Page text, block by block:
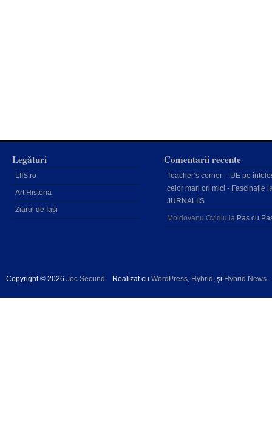
Legături
LIIS.ro
Art Historia
Ziarul de Iași
Comentarii recente
Teacher’s corner – UE pe
celor mari ori mici - Fascinație
JURNALIIS
Moldovanu Ovidiu la Pas cu
Copyright © 2026 Joc Secund . Realizat cu WordPress, Hybrid , şi Hybrid News.